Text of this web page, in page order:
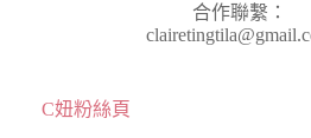
合作聯繫：
C妞粉絲頁